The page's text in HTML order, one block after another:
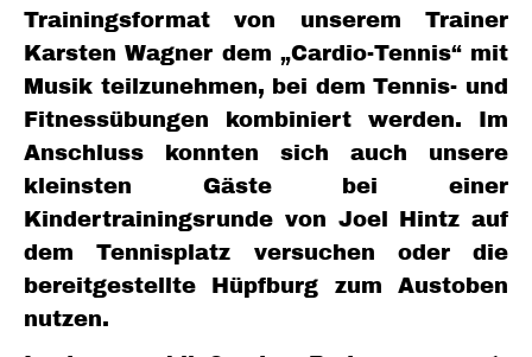
Trainingsformat von unserem Trainer
Karsten Wagner dem „Cardio-Tennis“ mit
Musik teilzunehmen, bei dem Tennis- und
Fitnessübungen kombiniert werden. Im
Anschluss konnten sich auch unsere
kleinsten Gäste bei einer
Kindertrainingsrunde von Joel Hintz auf
dem Tennisplatz versuchen oder die
bereitgestellte Hüpfburg zum Austoben
nutzen.